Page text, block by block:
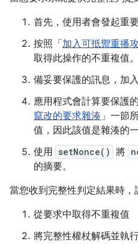
首先，使用者會發起重要
按照「 加入可抵禦重播
取得此操作的不重複值。
備妥要保護的訊息，加
應用程式會計算要保護
竄改的要求雜湊」一節
值，因此該值是雜湊的一
使用 setNonce() 將
的摘要。
當您收到完整性判定結果時，
從要求中取得不重複值
將完整性權杖解碼並執